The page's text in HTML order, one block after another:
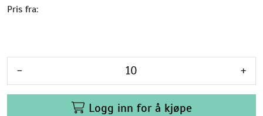
Pris fra:
- +
Logg inn for å kjøpe